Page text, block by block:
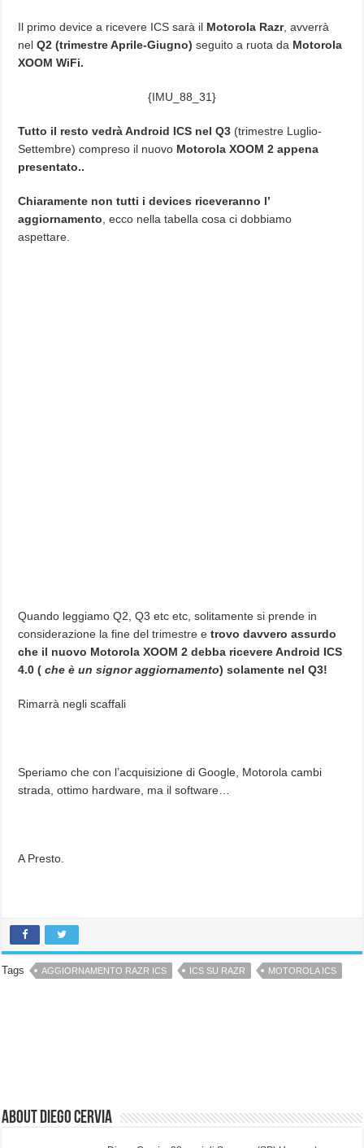
Il primo device a ricevere ICS sarà il Motorola Razr, avverrà
nelQ2 (trimestre Aprile-Giugno) seguito a ruota da Motorola
XOOM WiFi.
{IMU_88_31}
Tutto il resto vedrà Android ICS nel Q3 (trimestre Luglio-
Settembre) compreso il nuovo Motorola XOOM 2 appena
presentato..
Chiaramente non tutti i devices riceveranno l’
aggiornamento , ecco nella tabella cosa ci dobbiamo
aspettare.
Quando leggiamo Q2, Q3 etc etc, solitamente si prende in
considerazione la fine del trimestre etrovo davvero assurdo
che il nuovo Motorola XOOM 2 debba ricevere Android ICS
4.0 ( che è un signor aggiornamento) solamente nel Q3!
Rimarrà negli scaffali
Speriamo che con l’acquisizione di Google, Motorola cambi
strada, ottimo hardware, ma il software…
A Presto.
Tags AGGIORNAMENTO RAZR ICS ICS SU RAZR MOTOROLA ICS
About Diego Cervia